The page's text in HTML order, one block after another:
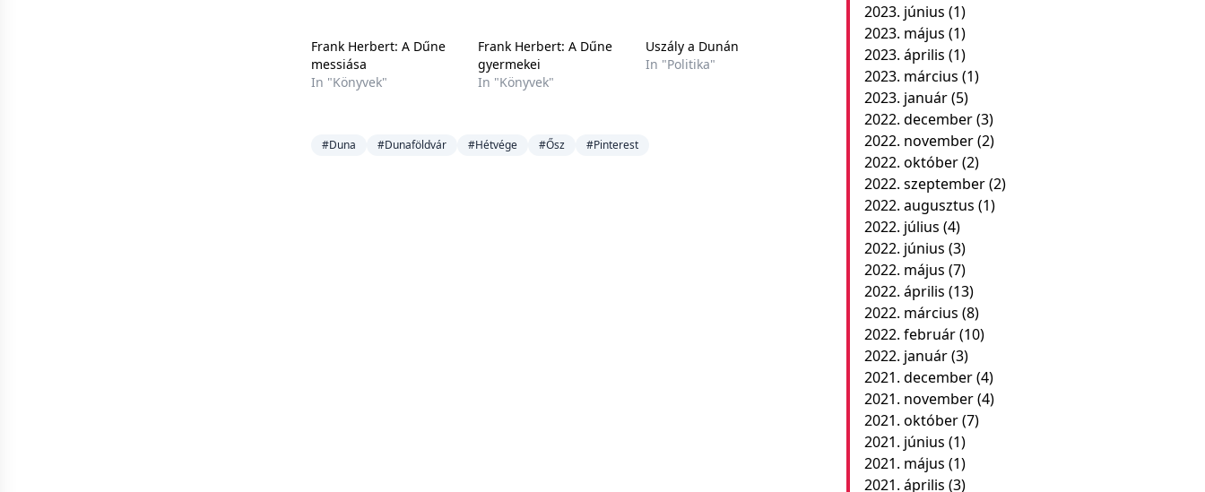
Frank Herbert: A Dűne
messiása
In "Könyvek"
Frank Herbert: A Dűne
gyermekei
In "Könyvek"
Uszály a Dunán
In "Politika"
#Duna #Dunaföldvár #Hétvége #Ősz #Pinterest
2023. június (1)
2023. május (1)
2023. április (1)
2023. március (1)
2023. január(5)
2022. december(3)
2022. november(2)
2022. október(2)
2022. szeptember(2)
2022. augusztus (1)
2022. július (4)
2022. június (3)
2022. május (7)
2022. április (13)
2022. március (8)
2022. február(10)
2022. január(3)
2021. december(4)
2021. november(4)
2021. október(7)
2021. június (1)
2021. május (1)
2021. április (3)